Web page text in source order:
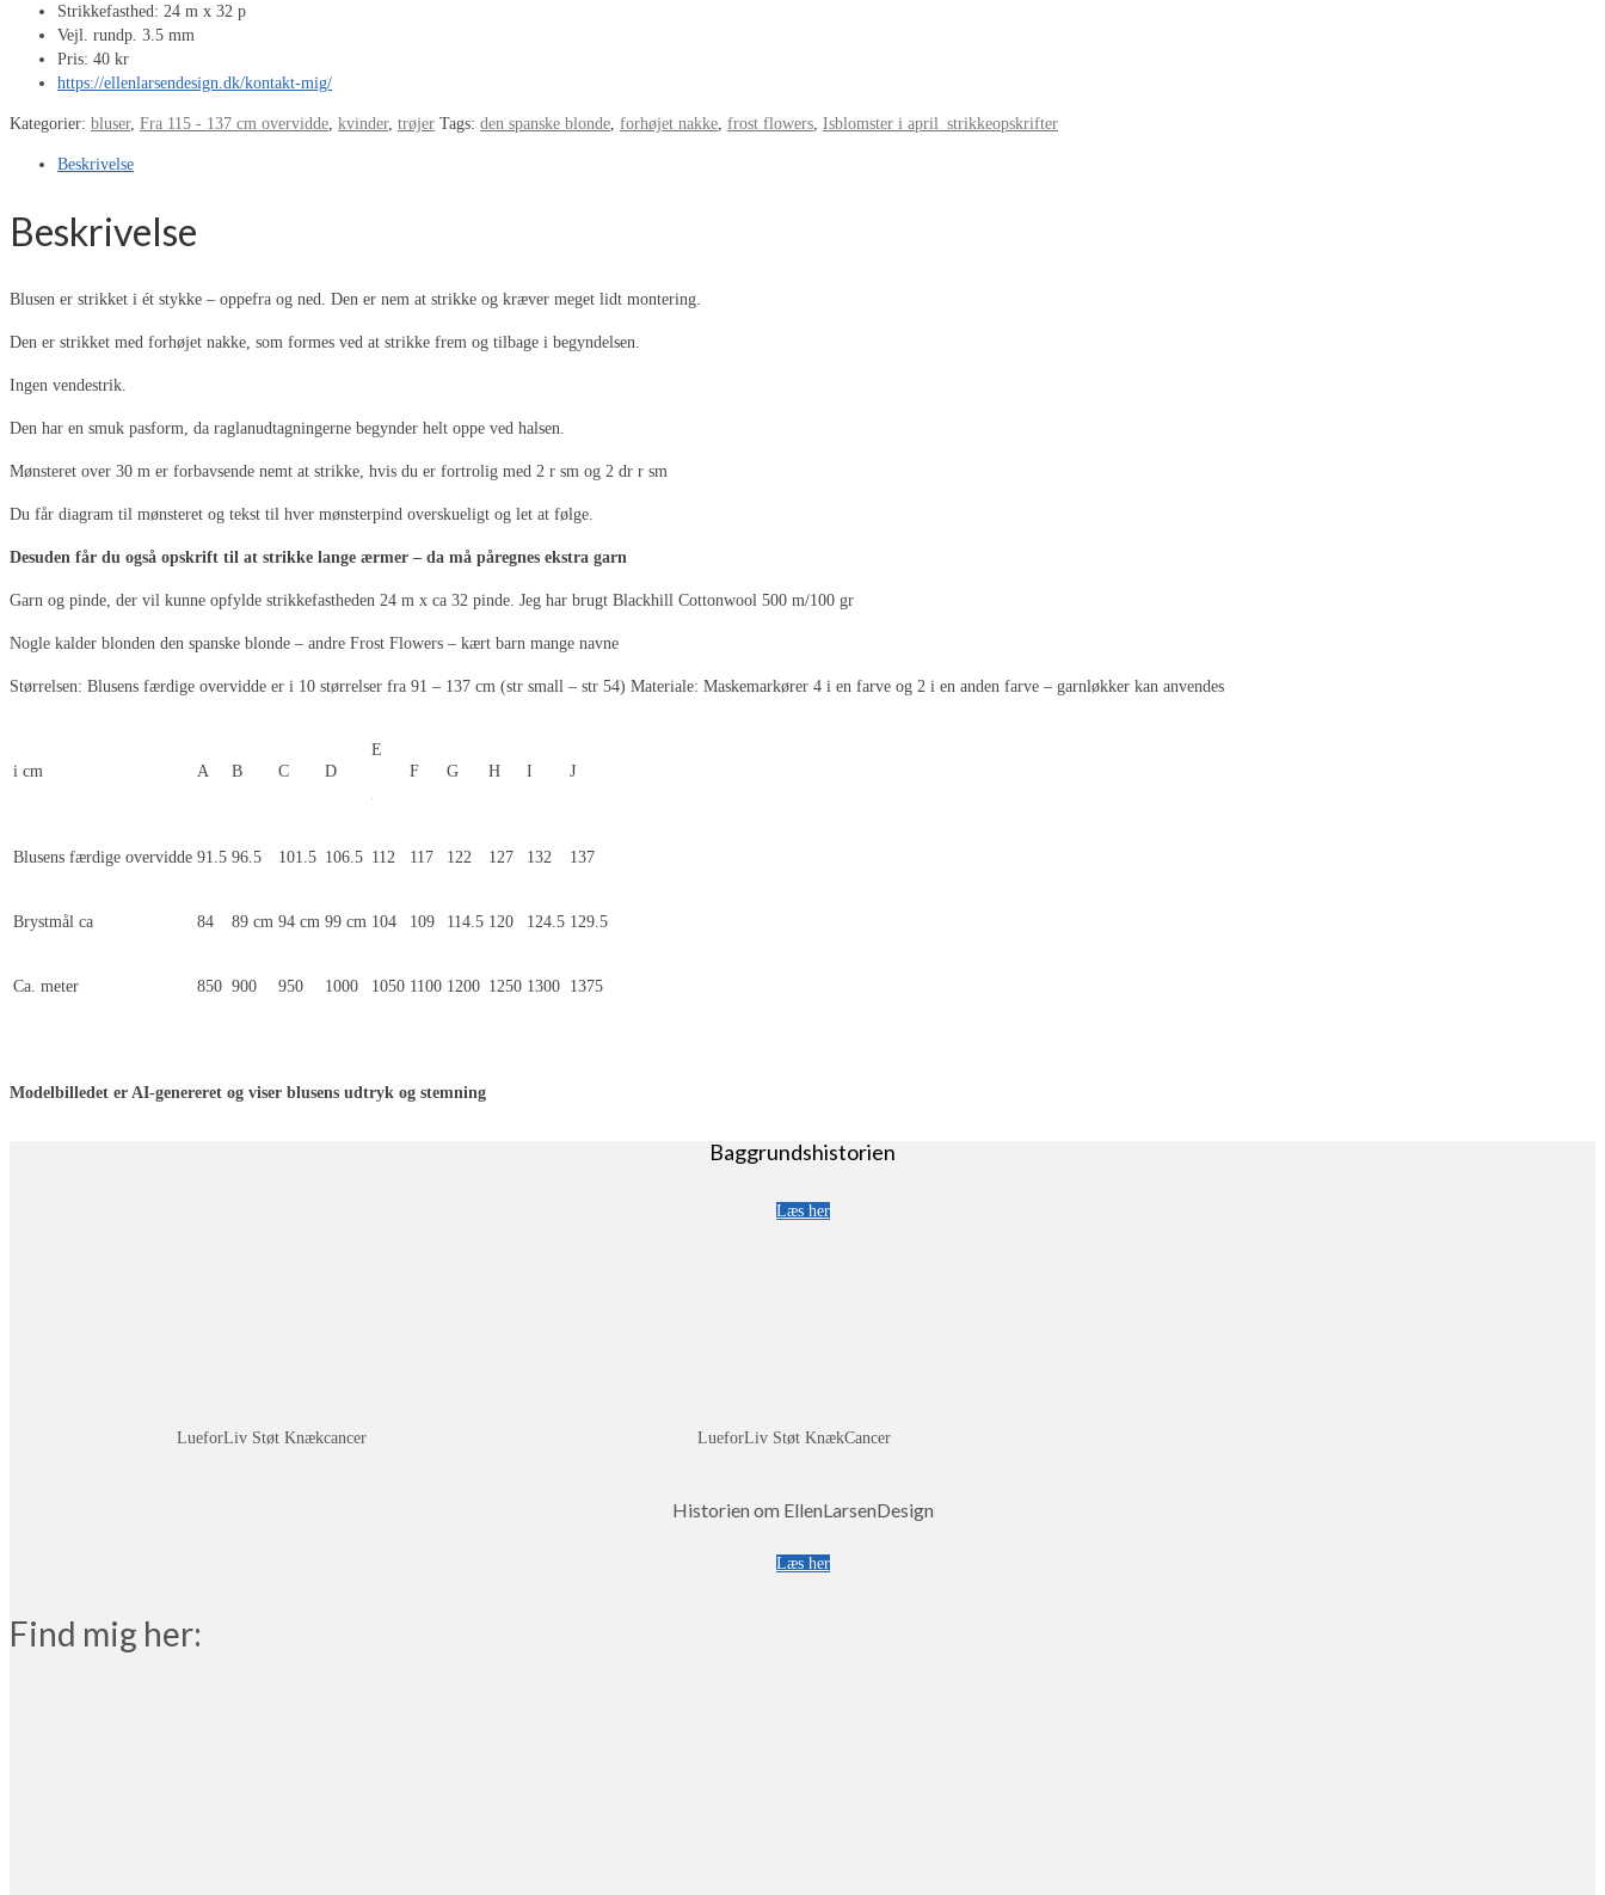
Strikkefasthed: 24 m x 32 p
Vejl. rundp. 3.5 mm
Pris: 40 kr
https://ellenlarsendesign.dk/kontakt-mig/
Kategorier: bluser, Fra 115 - 137 cm overvidde kvinder, trøjer Tags: den spanske blonde forhøjet nakke frost flowers Isblomster i april_strikkeopskrifter
Beskrivelse
Beskrivelse
Blusen er strikket i ét stykke – oppefra og ned. Den er nem at strikke og kræver meget lidt montering.
Den er strikket med forhøjet nakke, som formes ved at strikke frem og tilbage i begyndelsen.
Ingen vendestrik.
Den har en smuk pasform, da raglanudtagningerne begynder helt oppe ved halsen.
Mønsteret over 30 m er forbavsende nemt at strikke, hvis du er fortrolig med 2 r sm og 2 dr r sm
Du får diagram til mønsteret og tekst til hver mønsterpind overskueligt og let at følge.
Desuden får du også opskrift til at strikke lange ærmer – da må påregnes ekstra garn
Garn og pinde, der vil kunne opfylde strikkefastheden 24 m x ca 32 pinde. Jeg har brugt Blackhill Cottonwool 500 m/100 gr
Nogle kalder blonden den spanske blonde – andre Frost Flowers – kært barn mange navne
Størrelsen: Blusens færdige overvidde er i 10 størrelser fra 91 – 137 cm (str small – str 54) Materiale: Maskemarkører 4 i en farve og 2 i en anden farve – garnløkker kan anvendes
i cm A B C D
E
F
G H I J
Blusens færdige overvidde 91.5 96.5 101.5 106.5 112 117 122 127 132 137
Brystmål ca 84 89 cm 94 cm 99 cm 104 109 114.5 120 124.5 129.5
Ca. meter 850 900 950 1000 1050 1100 1200 1250 1300 1375
Modelbilledet er AI-genereret og viser blusens udtryk og stemning
Baggrundshistorien
Læs her
LueforLiv Støt Knækcancer LueforLiv Støt KnækCancer
Historien om EllenLarsenDesign
Læs her
Find mig her: